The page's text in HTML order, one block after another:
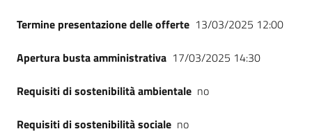
Termine presentazione delle offerte 13/03/2025 12:00
Apertura busta amministrativa 17/03/2025 14:30
Requisiti di sostenibilità ambientale no
Requisiti di sostenibilità sociale no